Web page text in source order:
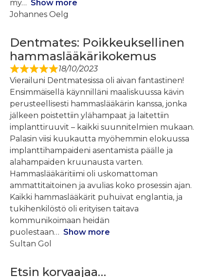
my
Show more
Johannes Oelg
Dentmates: Poikkeuksellinen
hammaslääkärikokemus
18/10/2023
Vierailuni Dentmatesissa oli aivan fantastinen!
Ensimmäisellä käynnilläni maaliskuussa kävin
perusteellisesti hammaslääkärin kanssa, jonka
jälkeen poistettiin ylähampaat ja laitettiin
implanttiruuvit – kaikki suunnitelmien mukaan.
Palasin viisi kuukautta myöhemmin elokuussa
implanttihampaideni asentamista päälle ja
alahampaiden kruunausta varten.
Hammaslääkäritiimi oli uskomattoman
ammattitaitoinen ja avulias koko prosessin ajan.
Kaikki hammaslääkärit puhuivat englantia, ja
tukihenkilöstö oli erityisen taitava
kommunikoimaan heidän
puolestaan
Show more
Sultan Gol
Etsin korvaajaa…